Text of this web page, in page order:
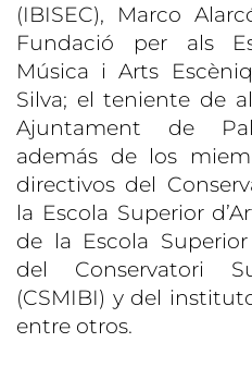
(IBISEC), Marco
Fundació per als
Música i Arts
Silva; el teniente de
Ajuntament de
además de los
directivos del
la Escola Superior
de la Escola
del Conservatori
(CSMIBI) y del
entre otros.